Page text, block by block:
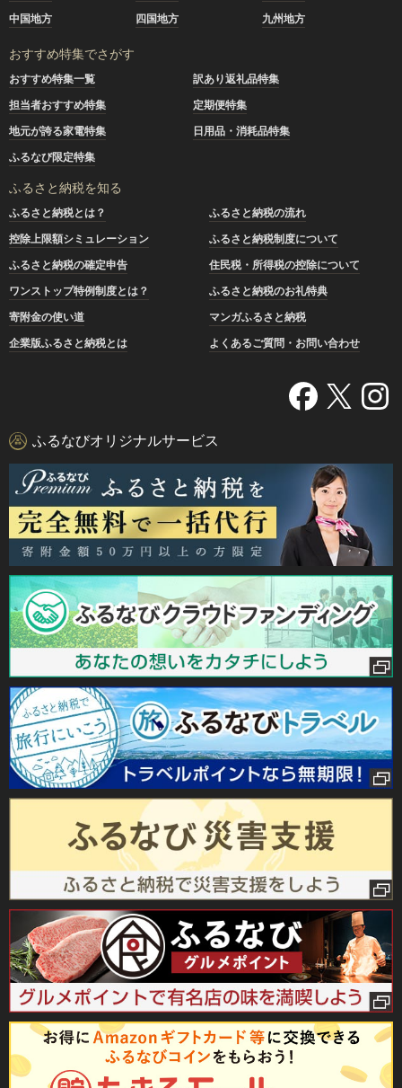
中国地方
四国地方 九州地方
おすすめ特集でさがす
おすすめ特集一覧
訳あり返礼品特集
担当者おすすめ特集
定期便特集
地元が誇る家電特集
日用品・消耗品特集
ふるなび限定特集
ふるさと納税を知る
ふるさと納税とは？
ふるさと納税の流れ
控除上限額シミュレーション
ふるさと納税制度について
ふるさと納税の確定申告
住民税・所得税の控除について
ワンストップ特例制度とは？
ふるさと納税のお礼特典
寄附金の使い道
マンガふるさと納税
企業版ふるさと納税とは
よくあるご質問・お問い合わせ
ふるなびオリジナルサービス